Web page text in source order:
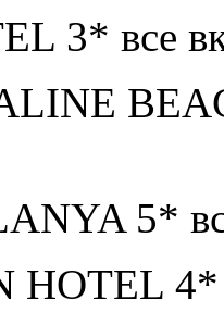
3* все
5*
HOTEL 4*